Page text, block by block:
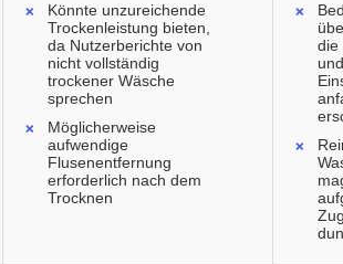
Könnte unzureichende
Trockenleistung bieten,
da Nutzerberichte von
nicht vollständig
trockener Wäsche
sprechen
Möglicherweise
aufwendige
Flusenentfernung
erforderlich nach dem
Trocknen
die